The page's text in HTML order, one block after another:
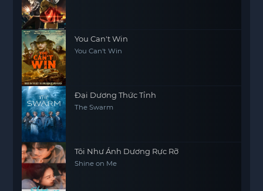
You Can't Win
You Can't Win
Đại Dương Thức Tỉnh
The Swarm
Tôi Như Ánh Dương Rực Rỡ
Shine on Me